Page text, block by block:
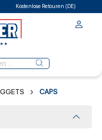
Kostenlose Retouren (DE)
CAPS